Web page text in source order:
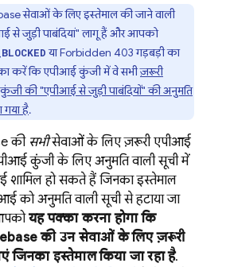
सेवाओं के लिए इस्तेमाल की जाने वाली
से जुड़ी पाबंदियां" लागू हैं और आपको
या Forbidden 403 गड़बड़ी का
करें कि एपीआई कुंजी में वे सभीज़रूरी
की "एपीआई से जुड़ी पाबंदियों" की अनुमति
गया है.
की सभीसेवाओं के लिए ज़रूरी एपीआई
कुंजी के लिए अनुमति वाली सूची में
शामिल हो सकते हैं जिनका इस्तेमाल
को अनुमति वाली सूची से हटाया जा
यह पक्का करना होगा कि
की उन सेवाओं के लिए ज़रूरी
जिनका इस्तेमाल किया जा रहा है.